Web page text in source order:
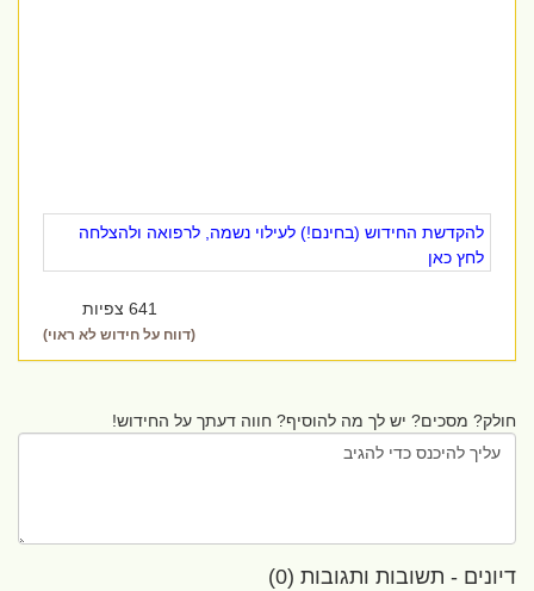
להקדשת החידוש (בחינם!) לעילוי נשמה, לרפואה ולהצלחה
לחץ כאן
641 צפיות
(דווח על חידוש לא ראוי)
חולק? מסכים? יש לך מה להוסיף? חווה דעתך על החידוש!
דיונים - תשובות ותגובות (0)